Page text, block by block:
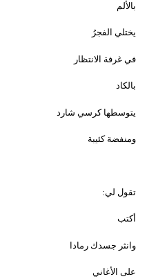
بالألم
يختلي الفجرُ
في غرفة الانتظار
بالكاد
يتوسطها كرسي شارد
ومنفضة كئيبة
تقول لي:
أكتب
وانثر جسدك رمادا
على الأغاني